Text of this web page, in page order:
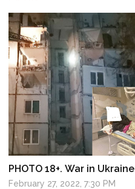
PHOTO 18+. War in
February 27, 2022, 7:30 PM